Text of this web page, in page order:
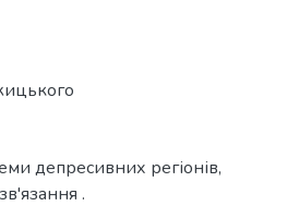
депресивних регіонів,
.